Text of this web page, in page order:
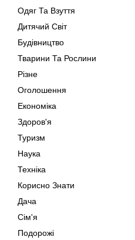
Одяг Та Взуття
Дитячий Світ
Будівництво
Тварини Та Рослини
Різне
Оголошення
Економіка
Здоров'я
Туризм
Наука
Техніка
Корисно Знати
Дача
Сім'я
Подорожі